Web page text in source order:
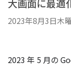
大画面に最適
2023年8月3日木
2023 年 5 月の